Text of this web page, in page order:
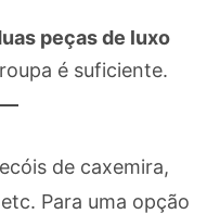
peças de luxo
é suficiente.
de caxemira,
Para uma opção